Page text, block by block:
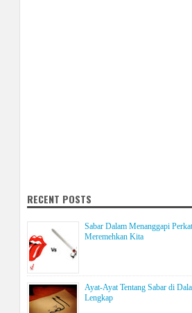
RECENT POSTS
Sabar Dalam Menanggapi
Meremehkan Kita
Ayat-Ayat Tentang Sabar di
Lengkap